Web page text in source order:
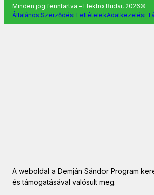
Minden jog fenntartva – Elektro Budai, 2026©
Általános Szerződési FeltételekAdatkezelési
A weboldal a Demján Sándor Program
és támogatásával valósult meg.